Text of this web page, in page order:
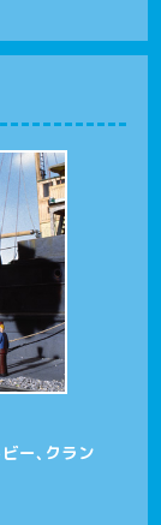
ー、クラン